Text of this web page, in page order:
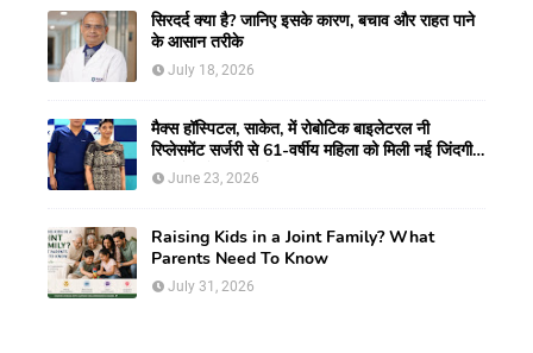
सिरदर्द क्या है? जानिए इसके कारण, बचाव और राहत पाने
के आसान तरीके
July 18, 2026
मैक्स हॉस्पिटल, साकेत, में रोबोटिक बाइलेटरल नी
रिप्लेसमेंट सर्जरी से 61-वर्षीय महिला को मिली नई जिंदगी,
हुआ सेम-डे डिस्चार्ज
June 23, 2026
Raising Kids in a Joint Family? What
Parents Need To Know
July 31, 2026